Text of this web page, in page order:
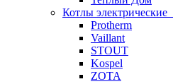
Котлы электрические
Protherm
Vaillant
STOUT
Kospel
ZOTA